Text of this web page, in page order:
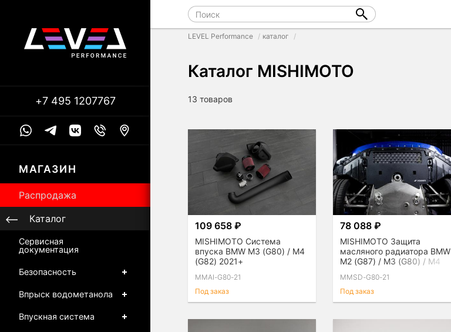
LEVEL Performance каталог
Каталог MISHIMOTO
13 товаров
109 658 ₽
MISHIMOTO Система
впуска BMW M3 (G80) / M4
(G82) 2021+
MMAI-G80-21
Под заказ
78 088 ₽
MISHIMOTO Защита
масляного радиатора BMW
M2 (G87) / M3 (G80) / M4
MMSD-G80-21
Под заказ
+7 495 1207767
МАГАЗИН
Распродажа
Каталог
Сервисная
документация
Безопасность
Впрыск водометанола
Впускная система